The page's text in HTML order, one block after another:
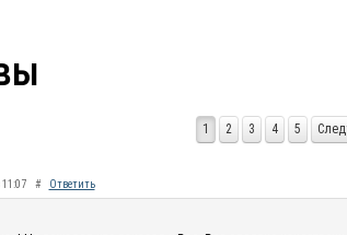
1 2 3 4 5
# Ответить